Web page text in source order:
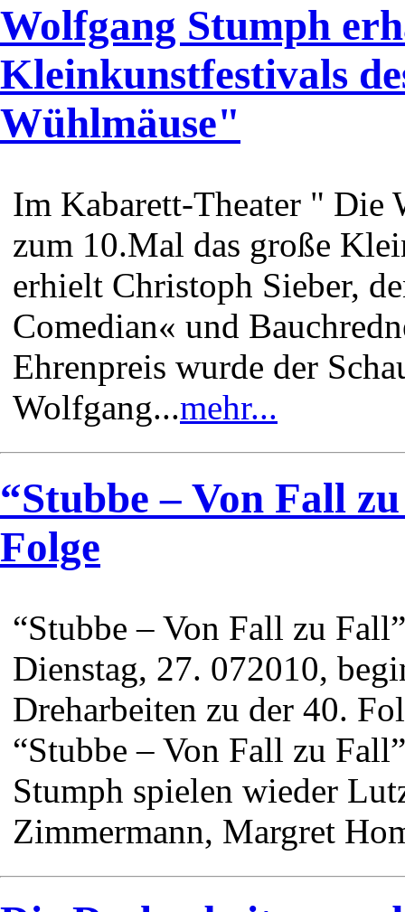
Wolfgang Stumph
Kleinkunstfestivals
Wühlmäuse"
Im Kabarett-Theater " Die
zum 10.Mal das große
erhielt Christoph Sieber,
Comedian« und
Ehrenpreis wurde der
Wolfgang...mehr...
“Stubbe – Von Fall
Folge
“Stubbe – Von Fall zu
Dienstag, 27. 072010,
Dreharbeiten zu der 40.
“Stubbe – Von Fall zu
Stumph spielen wieder
Zimmermann, Margret